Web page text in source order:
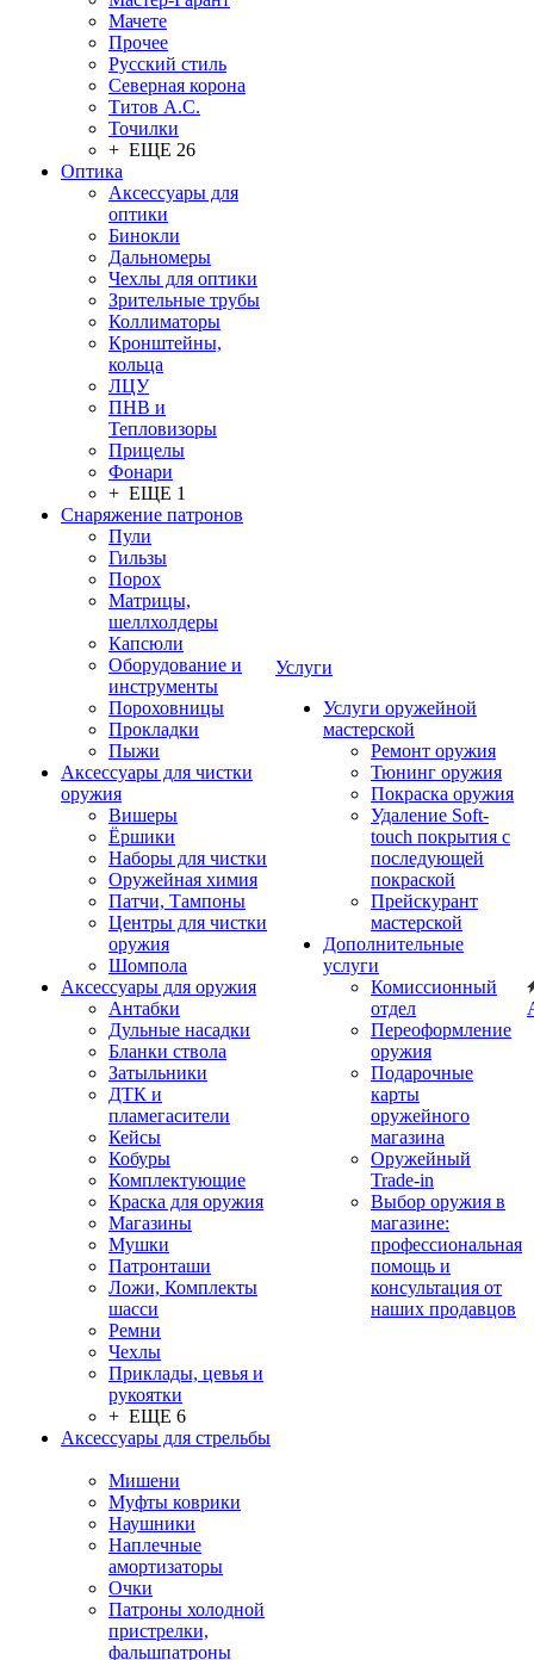
Мачете
Прочее
Русский стиль
Северная корона
Титов А.С.
Точилки
+ ЕЩЕ 26
Оптика
Аксессуары для
оптики
Бинокли
Дальномеры
Чехлы для оптики
Зрительные трубы
Коллиматоры
Кронштейны,
кольца
ЛЦУ
ПНВ и
Тепловизоры
Прицелы
Фонари
+ ЕЩЕ 1
Снаряжение патронов
Пули
Гильзы
Порох
Матрицы,
шеллхолдеры
Капсюли
Оборудование и
инструменты
Пороховницы
Прокладки
Пыжи
Аксессуары для чистки
оружия
Вишеры
Ёршики
Наборы для чистки
Оружейная химия
Патчи, Тампоны
Центры для чистки
оружия
Шомпола
Аксессуары для оружия
Антабки
Дульные насадки
Бланки ствола
Затыльники
ДТК и
пламегасители
Кейсы
Кобуры
Комплектующие
Краска для оружия
Магазины
Мушки
Патронташи
Ложи, Комплекты
шасси
Ремни
Чехлы
Приклады, цевья и
рукоятки
+ ЕЩЕ 6
Аксессуары для стрельбы
Мишени
Муфты коврики
Наушники
Наплечные
амортизаторы
Очки
Патроны холодной
пристрелки,
фальшпатроны
Услуги
Услуги оружейной
мастерской
Ремонт оружия
Тюнинг оружия
Покраска оружия
Удаление Soft-
touch покрытия с
последующей
покраской
Прейскурант
мастерской
Дополнительные
услуги
Комиссионный
отдел
Переоформление
оружия
Подарочные
карты
оружейного
магазина
Оружейный
Trade-in
Выбор оружия в
магазине:
профессиональная
помощь и
консультация от
наших продавцов